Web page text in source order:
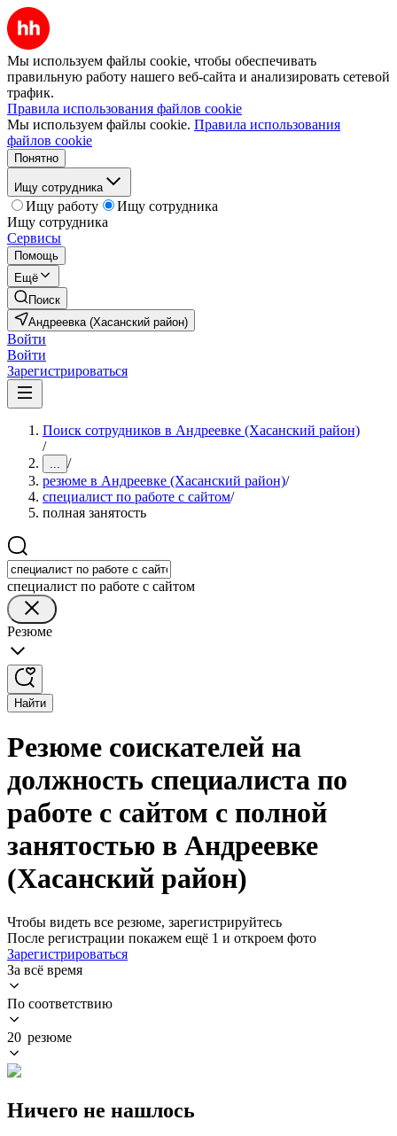
Мы используем файлы cookie, чтобы обеспечивать
правильную работу нашего веб-сайта и анализировать сетевой
трафик.
Правила использования файлов cookie
Мы используем файлы cookie. Правила использования
файлов cookie
Понятно
Ищу сотрудника
Ищу работу
Ищу сотрудника
Ищу сотрудника
Сервисы
Помощь
Ещё
Поиск
Андреевка (Хасанский район)
Войти
Войти
Зарегистрироваться
Поиск сотрудников в Андреевке (Хасанский район)
/
... /
резюме в Андреевке (Хасанский район)/
специалист по работе с сайтом/
полная занятость
специалист по работе с сайтом
Резюме
Найти
Резюме соискателей на
должность специалиста по
работе с сайтом с полной
занятостью в Андреевке
(Хасанский район)
Чтобы видеть все резюме, зарегистрируйтесь
После регистрации покажем ещё 1 и откроем фото
Зарегистрироваться
За всё время
По соответствию
20 резюме
Ничего не нашлось